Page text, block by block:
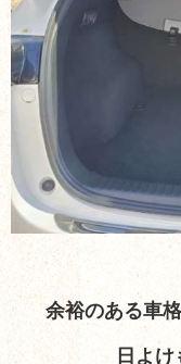
余裕のある車
日よけ